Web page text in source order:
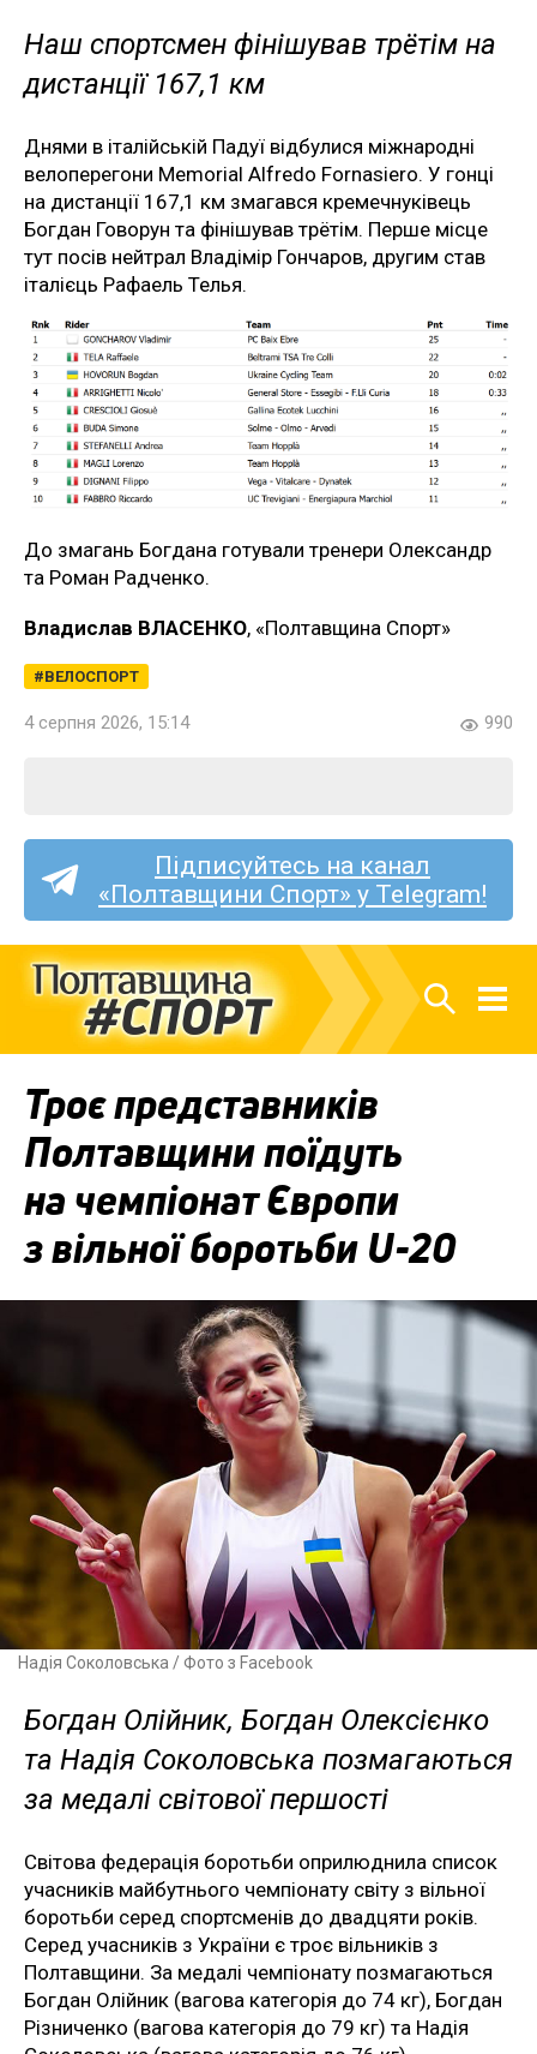
Наш спортсмен фінішував трётім на
дистанції 167,1 км
Днями в італійській Падуї відбулися міжнародні
велоперегони Memorial Alfredo Fornasiero. У гонці
на дистанції 167,1 км змагався кремечнуківець
Богдан Говорун та фінішував трётім. Перше місце
тут посів нейтрал Владімір Гончаров, другим став
італієць Рафаель Телья.
До змагань Богдана готували тренери Олександр
та Роман Радченко.
Владислав ВЛАСЕНКО, «Полтавщина Спорт»
ВЕЛОСПОРТ
4 серпня 2026, 15:14 990
Підписуйтесь на канал
«Полтавщини Спорт» у Telegram!
Троє представників
Полтавщини поїдуть
на чемпіонат Європи
з вільної боротьби U-20
Надія Соколовська / Фото з Facebook
Богдан Олійник, Богдан Олексієнко
та Надія Соколовська позмагаються
за медалі світової першості
Світова федерація боротьби оприлюднила список
учасників майбутнього чемпіонату світу з вільної
боротьби серед спортсменів до двадцяти років.
Серед учасників з України є троє вільників з
Полтавщини. За медалі чемпіонату позмагаються
Богдан Олійник (вагова категорія до 74 кг), Богдан
Різниченко (вагова категорія до 79 кг) та Надія